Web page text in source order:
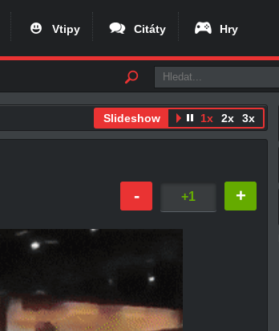
Vtipy Citáty Hry
Slideshow 1x 2x 3x
- +1 +